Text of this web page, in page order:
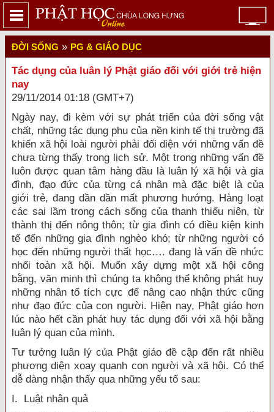
ĐỜI SỐNG » PG & GIÁO DỤC
Tác dụng của luân lý Phật giáo đối với giới trẻ hiện
nay
29/11/2014 01:18 (GMT+7)
Ngày nay, đi kèm với sự phát triển của đời sống vật
chất, những tác dụng phụ của nền kinh tế thị trường đã
khiến xã hội loài người phải đối diện với những vấn đề
chưa từng thấy trong lịch sử. Một trong những vấn đề
luôn được quan tâm hàng đầu là luân lý xã hội và gia
đình, đạo đức của từng cá nhân mà đặc biệt là của
giới trẻ, đang dần dần mất phương hướng. Hàng loạt
các sai lầm trong cách sống của thanh thiếu niên, từ
thành thị đến nông thôn; từ gia đình có điều kiện kinh
tế đến những gia đình nghèo khó; từ những người có
học đến những người thất học…. đang là vấn đề nhức
nhối toàn xã hội. Muốn xây dựng một xã hội công
bằng, văn minh thì chúng ta không thể không phát huy
những nhân tố tích cực để nâng cao nhận thức cũng
như đạo đức của con người. Hiện nay, Phật giáo hơn
lúc nào hết cần phát huy tác dụng đối với xã hội bằng
luân lý quan của mình.
Tư tưởng luân lý của Phật giáo đề cập đến rất nhiều
phương diện xoay quanh con người và xã hội. Có thể
dễ dàng nhận thấy qua những yếu tố sau:
I. Luật nhân quả